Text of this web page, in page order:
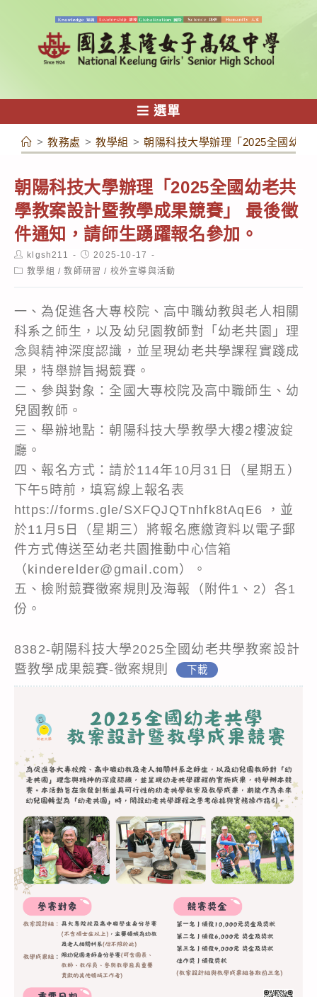
容
選單
> 教務處 > 教學組 > 朝陽科技大學辦理「2025全國幼老
朝陽科技大學辦理「2025全國幼老共
學教案設計暨教學成果競賽」 最後徵
件通知，請師生踴躍報名參加。
Post
author:
klgsh211
Post
published:
2025-10-17
Post教學組 / 教師研習 / 校外宣導與活動
一、為促進各大專校院、高中職幼教與老人相關
科系之師生，以及幼兒園教師對「幼老共園」理
念與精神深度認識，並呈現幼老共學課程實踐成
果，特舉辦旨揭競賽。
二、參與對象：全國大專校院及高中職師生、幼
兒園教師。
三、舉辦地點：朝陽科技大學教學大樓2樓波錠
廳。
四、報名方式：請於114年10月31日（星期五）
下午5時前，填寫線上報名表
https://forms.gle/SXFQJQTnhfk8tAqE6 ，並
於11月5日（星期三）將報名應繳資料以電子郵
件方式傳送至幼老共園推動中心信箱
（kinderelder@gmail.com）。
五、檢附競賽徵案規則及海報（附件1、2）各1
份。
8382-朝陽科技大學2025全國幼老共學教案設計
暨教學成果競賽-徵案規則
下載